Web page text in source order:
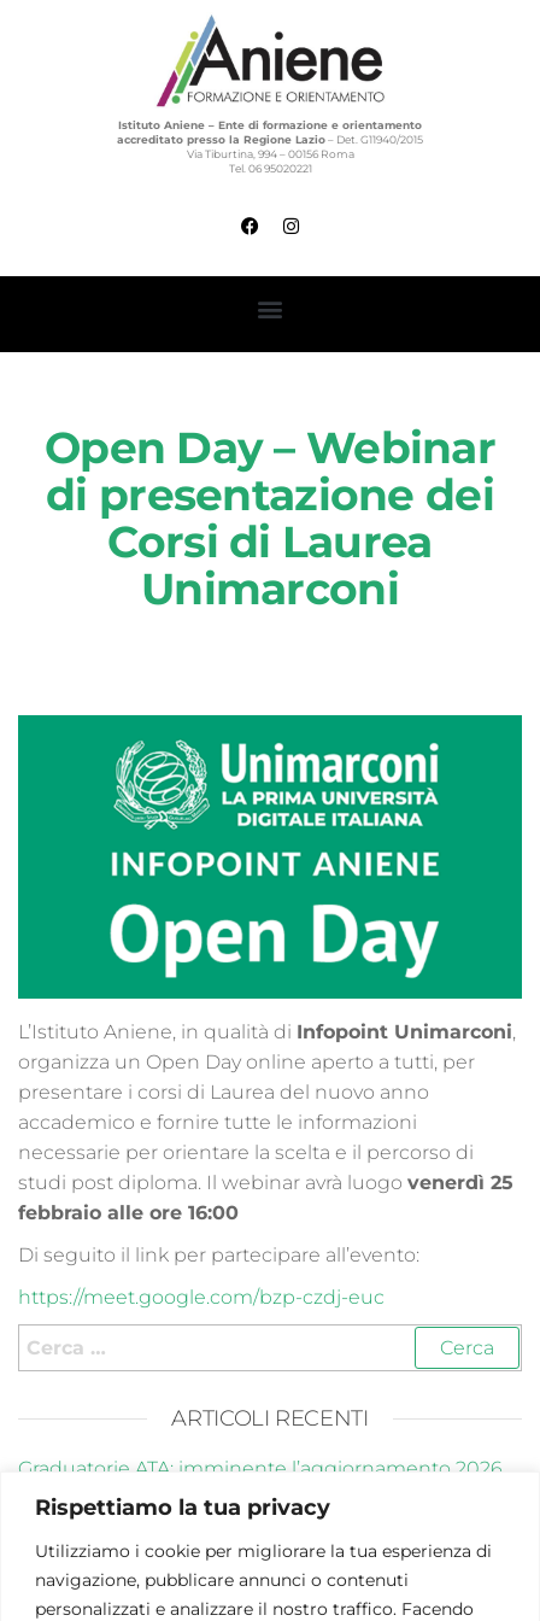
Rispettiamo la tua privacy
Utilizziamo i cookie per migliorare la tua esperienza di
navigazione, pubblicare annunci o contenuti
personalizzati e analizzare il nostro traffico. Facendo
Istituto Aniene – Ente di formazione e orientamento
accreditato presso la Regione Lazio– Det. G11940/2015
Via Tiburtina, 994 – 00156 Roma
Tel. 06 95020221
Open Day – Webinar
di presentazione dei
Corsi di Laurea
Unimarconi
L’Istituto Aniene, in qualità di Infopoint Unimarconi,
organizza un Open Day online aperto a tutti, per
presentare i corsi di Laurea del nuovo anno
accademico e fornire tutte le informazioni
necessarie per orientare la scelta e il percorso di
studi post diploma. Il webinar avrà luogo venerdì 25
febbraio alle ore 16:00
Di seguito il link per partecipare all’evento:
https://meet.google.com/bzp-czdj-euc
ARTICOLI RECENTI
Graduatorie ATA: imminente l’aggiornamento 2026
Corsi OSS Roma 2026: una professione in forte
evoluzione
Open Day – Webinar di presentazione dei Corsi di
Laurea Unimarconi